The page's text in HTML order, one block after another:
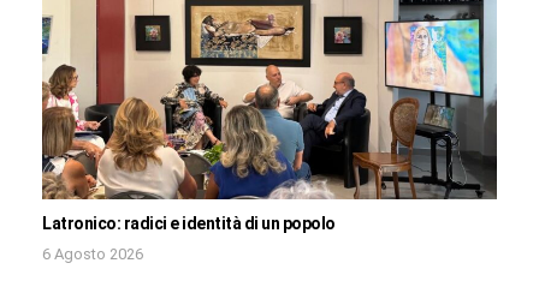
Latronico: radici e identità di un popolo
6 Agosto 2026